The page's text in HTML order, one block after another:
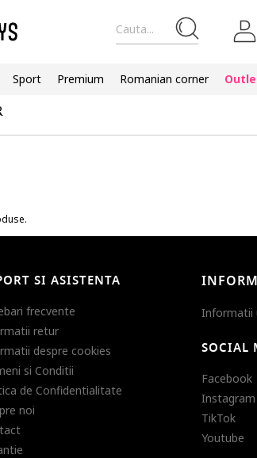
Cauta...
Sport Premium Romanian corner
SI ASISTENTA
frecvente
retur
despre cookies
si Conditii
de Confidentialitate
noi
Informatii
SOCIAL
Facebook
Instagram
TikTok
Youtube